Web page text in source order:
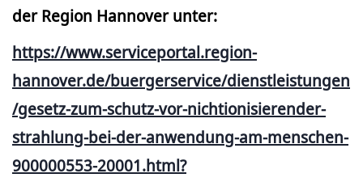
der Region Hannover unter:
https://www.serviceportal.region-
hannover.de/buergerservice/dienstleistungen
/gesetz-zum-schutz-vor-nichtionisierender-
strahlung-bei-der-anwendung-am-menschen-
900000553-20001.html?